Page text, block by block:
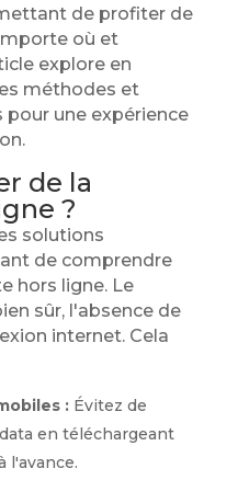
de profiter de
où et
explore en
méthodes et
une expérience
de la
?
solutions
de comprendre
hors ligne. Le
sûr, l'absence de
internet. Cela
:Évitez de
en téléchargeant
l'avance.